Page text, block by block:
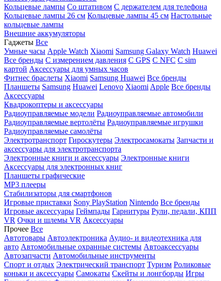
Кольцевые лампы Со штативом C держателем для телефона
Кольцевые лампы 26 см Кольцевые лампы 45 см Настольные
кольцевые лампы
Внешние аккумуляторы
Гаджеты Все
Умные часы Apple Watch Xiaomi Samsung Galaxy Watch Huawei
Все бренды C измерением давления C GPS C NFC C sim
картой Аксессуары для умных часов
Фитнес браслеты Xiaomi Samsung Huawei Все бренды
Планшеты Samsung Huawei Lenovo Xiaomi Apple Все бренды
Аксессуары
Квадрокоптеры и аксессуары
Радиоуправляемые модели Радиоуправляемые автомобили
Радиоуправляемые вертолёты Радиоуправляемые игрушки
Радиоуправляемые самолёты
Электротранспорт Гироскутеры Электросамокаты Запчасти и
аксессуары для электротранспорта
Электронные книги и аксессуары Электронные книги
Аксессуары для электронных книг
Планшеты графические
MP3 плееры
Стабилизаторы для смартфонов
Игровые приставки Sony PlayStation Nintendo Все бренды
Игровые аксессуары Геймпады Гарнитуры Рули, педали, КПП
VR Очки и шлемы VR Аксессуары
Прочее Все
Автотовары Автоэлектроника Аудио- и видеотехника для
авто Автомобильные охранные системы Автоаксессуары
Автозапчасти Автомобильные инструменты
Спорт и отдых Электрический транспорт Туризм Роликовые
коньки и аксессуары Самокаты Скейты и лонгборды Игры